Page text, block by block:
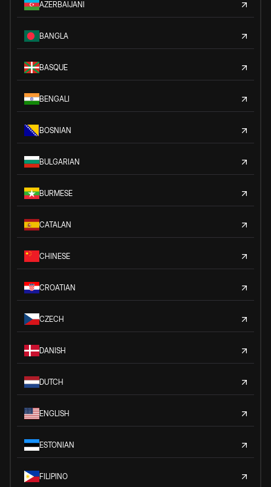
AZERBAIJANI
BANGLA
BASQUE
BENGALI
BOSNIAN
BULGARIAN
BURMESE
CATALAN
CHINESE
CROATIAN
CZECH
DANISH
DUTCH
ENGLISH
ESTONIAN
FILIPINO